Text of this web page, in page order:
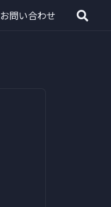
お問い合わせ